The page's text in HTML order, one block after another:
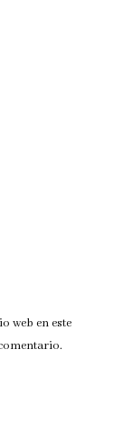
web en este